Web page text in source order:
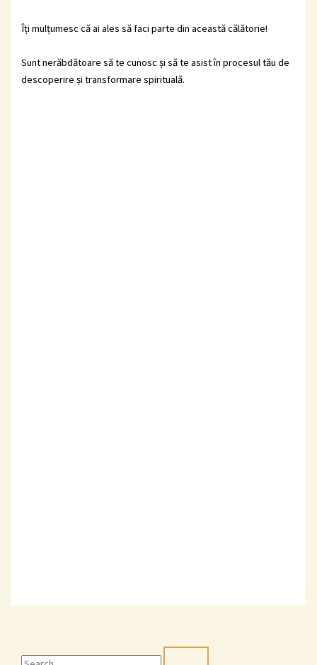
Îți mulțumesc că ai ales să faci parte din această călătorie!
Sunt nerăbdătoare să te cunosc și să te asist în procesul tău de
descoperire și transformare spirituală.